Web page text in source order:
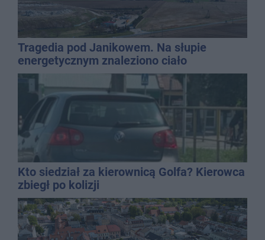
Tragedia pod Janikowem. Na słupie
energetycznym znaleziono ciało
mężczyzny
Kto siedział za kierownicą Golfa? Kierowca
zbiegł po kolizji